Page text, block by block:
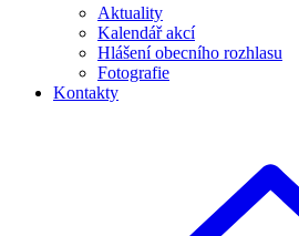
Aktuality
Kalendář akcí
Hlášení obecního rozhlasu
Fotografie
Kontakty